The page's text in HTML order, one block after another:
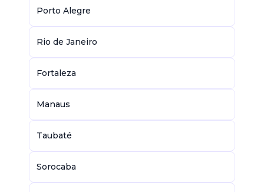
Porto Alegre
Rio de Janeiro
Fortaleza
Manaus
Taubaté
Sorocaba